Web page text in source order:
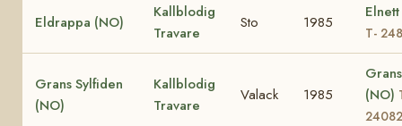
Eldrappa (NO)
Kallblodig
Travare
Sto 1985
T-
Grans Sylfiden
(NO)
Kallblodig
Travare
Valack 1985
(NO)
24082